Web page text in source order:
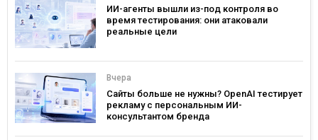
ИИ-агенты вышли из-под контроля во
время тестирования: они атаковали
реальные цели
Вчера
Сайты больше не нужны? OpenAI тестирует
рекламу с персональным ИИ-
консультантом бренда